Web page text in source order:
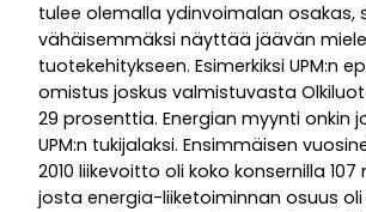
tulee olemalla ydinvoimalan osakas,
vähäisemmäksi näyttää jäävän
tuotekehitykseen. Esimerkiksi UPM:n
omistus joskus valmistuvasta
29 prosenttia. Energian myynti onkin
UPM:n tukijalaksi. Ensimmäisen
2010 liikevoitto oli koko konsernilla
josta energia-liiketoiminnan osuus oli